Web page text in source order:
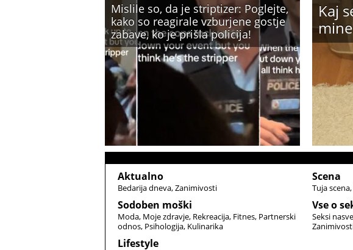
Mislile so, da je striptizer: Poglejte,
kako so reagirale vzburjene gostje
zabave, ko je prišla policija!
Kaj
Aktualno
Bedarija dneva Zanimivosti
Sodoben moški
Moda Moje zdravje Rekreacija Fitnes Partnerski
odnos Psihologija Kulinarika
Lifestyle
Scena
Tuja scena
Vse o
Seksi